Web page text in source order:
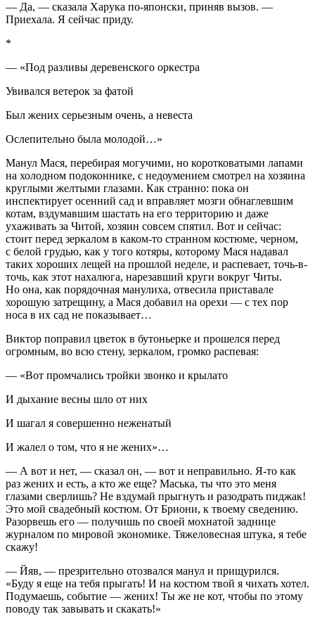
— Да, — сказала Харука по-японски, приняв вызов. —
Приехала. Я сейчас приду.
*
— «Под разливы деревенского оркестра
Увивался ветерок за фатой
Был жених серьезным очень, а невеста
Ослепительно была молодой…»
Манул Мася, перебирая могучими, но коротковатыми лапами
на холодном подоконнике, с недоумением смотрел на хозяина
круглыми желтыми глазами. Как странно: пока он
инспектирует осенний сад и вправляет мозги обнаглевшим
котам, вздумавшим шастать на его территорию и даже
ухаживать за Читой, хозяин совсем спятил. Вот и сейчас:
стоит перед зеркалом в каком-то странном костюме, черном,
с белой грудью, как у того котяры, которому Мася надавал
таких хороших лещей на прошлой неделе, и распевает, точь-в-
точь, как этот нахалюга, нарезавший круги вокруг Читы.
Но она, как порядочная манулиха, отвесила приставале
хорошую затрещину, а Мася добавил на орехи — с тех пор
носа в их сад не показывает…
Виктор поправил цветок в бутоньерке и прошелся перед
огромным, во всю стену, зеркалом, громко распевая:
— «Вот промчались тройки звонко и крылато
И дыхание весны шло от них
И шагал я совершенно неженатый
И жалел о том, что я не жених»…
— А вот и нет, — сказал он, — вот и неправильно. Я-то как
раз жених и есть, а кто же еще? Маська, ты что это меня
глазами сверлишь? Не вздумай прыгнуть и разодрать пиджак!
Это мой свадебный костюм. От Бриони, к твоему сведению.
Разорвешь его — получишь по своей мохнатой заднице
журналом по мировой экономике. Тяжеловесная штука, я тебе
скажу!
— Йяв, — презрительно отозвался манул и прищурился.
«Буду я еще на тебя прыгать! И на костюм твой я чихать хотел.
Подумаешь, событие — жених! Ты же не кот, чтобы по этому
поводу так завывать и скакать!»